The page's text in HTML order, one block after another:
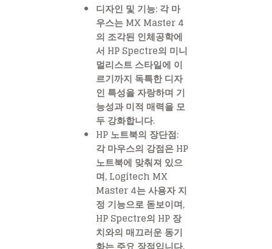
디자인 및 기능: 각 마
우스는 MX Master 4
의 조각된 인체공학에
서 HP Spectre의 미니
멀리스트 스타일에 이
르기까지 독특한 디자
인 특성을 자랑하며 기
능성과 미적 매력을 모
두 강화합니다.
HP 노트북의 장단점:
각 마우스의 강점은 HP
노트북에 맞춰져 있으
며, Logitech MX
Master 4는 사용자 지
정 기능으로 돋보이며,
HP Spectre의 HP 장
치와의 매끄러운 동기